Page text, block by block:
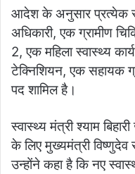
आदेश के अनुसार प्रत्येक
अधिकारी, एक ग्रामीण
2, एक महिला स्वास्थ्य
टेक्निशियन, एक सहायक
पद शामिल है।
स्वास्थ्य मंत्री श्याम
के लिए मुख्यमंत्री
उन्होंने कहा है कि नए